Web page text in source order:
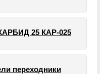
25 КАР-025
переходники